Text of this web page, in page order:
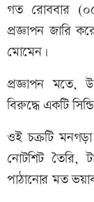
গত রোববার (০৫
প্রজ্ঞাপন জারি
মোমেন।
প্রজ্ঞাপন মতে,
বিরুদ্ধে একটি
ওই চক্রটি
নোটশিট তৈরি,
পাঠানোর মত